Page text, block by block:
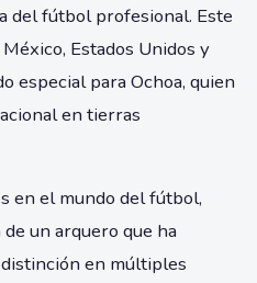
del fútbol profesional. Este
Estados Unidos y
especial para Ochoa, quien
en tierras
en el mundo del fútbol,
un arquero que ha
en múltiples